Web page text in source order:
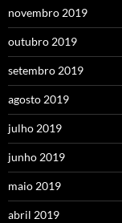
novembro 2019
outubro 2019
setembro 2019
agosto 2019
julho 2019
junho 2019
maio 2019
abril 2019